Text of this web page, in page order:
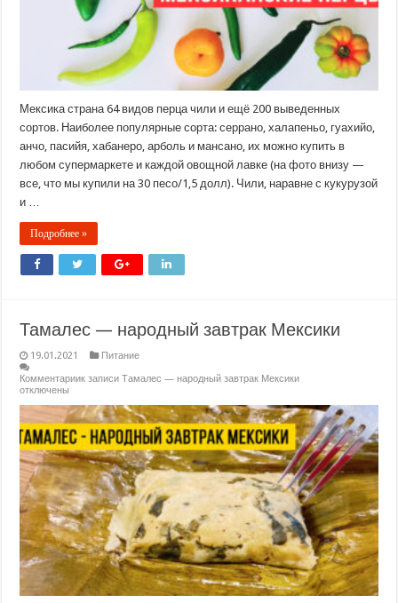
Мексика страна 64 видов перца чили и ещё 200 выведенных
сортов. Наиболее популярные сорта: серрано, халапеньо, гуахийо,
анчо, пасийя, хабанеро, арболь и мансано, их можно купить в
любом супермаркете и каждой овощной лавке (на фото внизу —
все, что мы купили на 30 песо/1,5 долл). Чили, наравне с кукурузой
и …
Подробнее »
Тамалес — народный завтрак Мексики
19.01.2021
Питание
Комментариик записи Тамалес — народный завтрак Мексики
отключены